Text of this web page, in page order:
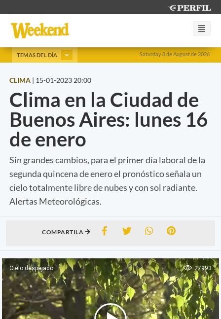
Saturday 8 de August de 2026
TEMAS DEL DÍA
CLIMA | 15-01-2023 20:00
Clima en la Ciudad de
Buenos Aires: lunes 16
de enero
Sin grandes cambios, para el primer día laboral de la
segunda quincena de enero el pronóstico señala un
cielo totalmente libre de nubes y con sol radiante.
Alertas Meteorológicas.
COMPARTILA